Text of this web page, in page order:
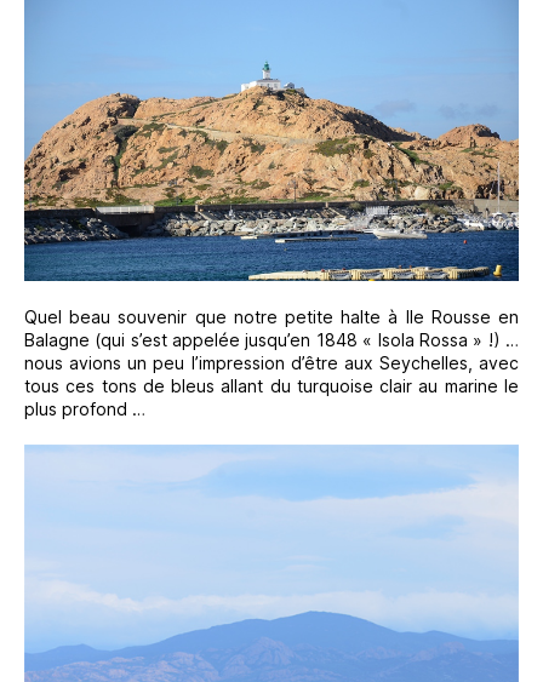
Quel beau souvenir que notre petite halte à Ile Rousse en
Balagne (qui s’est appelée jusqu’en 1848 « Isola Rossa » !) …
nous avions un peu l’impression d’être aux Seychelles, avec
tous ces tons de bleus allant du turquoise clair au marine le
plus profond …